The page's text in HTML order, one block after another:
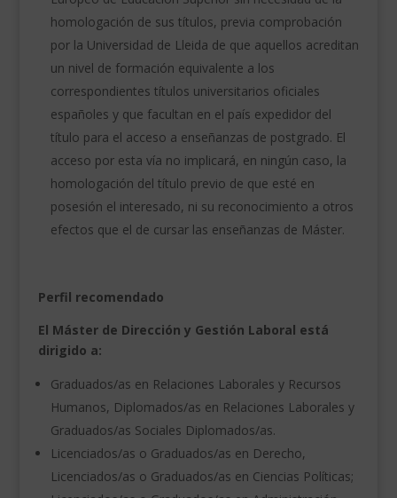
homologación de sus títulos, previa comprobación
por la Universidad de Lleida de que aquellos acreditan
un nivel de formación equivalente a los
correspondientes títulos universitarios oficiales
españoles y que facultan en el país expedidor del
título para el acceso a enseñanzas de postgrado. El
acceso por esta vía no implicará, en ningún caso, la
homologación del título previo de que esté en
posesión el interesado, ni su reconocimiento a otros
efectos que el de cursar las enseñanzas de Máster.
Perfil recomendado
El Máster de Dirección y Gestión Laboral está
dirigido a:
Graduados/as en Relaciones Laborales y Recursos
Humanos, Diplomados/as en Relaciones Laborales y
Graduados/as Sociales Diplomados/as.
Licenciados/as o Graduados/as en Derecho,
Licenciados/as o Graduados/as en Ciencias Políticas;